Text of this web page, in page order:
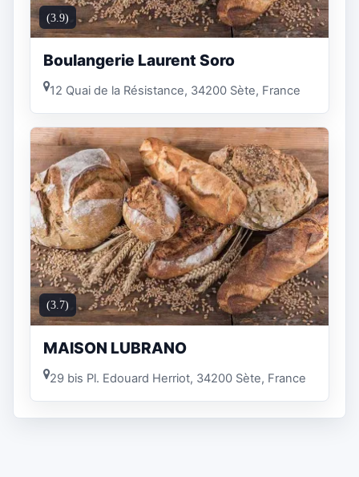
(3.9)
Boulangerie Laurent Soro
12 Quai de la Résistance, 34200 Sète, France
(3.7)
MAISON LUBRANO
29 bis Pl. Edouard Herriot, 34200 Sète, France